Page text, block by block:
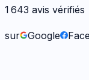
1 643 avis vérifiés
sur Google